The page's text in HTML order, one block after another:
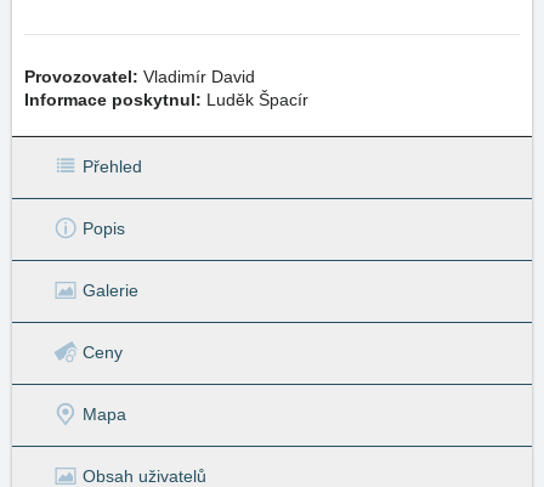
Provozovatel: Vladimír David
Informace poskytnul: Luděk Špacír
Přehled
Popis
Galerie
Ceny
Mapa
Obsah uživatelů